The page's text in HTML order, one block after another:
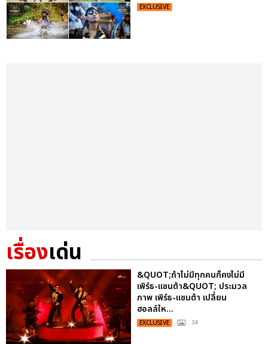
EXCLUSIVE
เรื่องเด่น
&QUOT;ถ้าไม่มีทุกคนก็คงไม่มี
เพิร์ธ-แซนต้า&QUOT; ประมวล
ภาพ เพิร์ธ-แซนต้า เปลี่ยน
ฮอลล์ให...
EXCLUSIVE : 34